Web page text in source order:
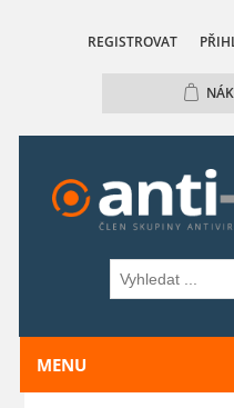
REGISTROVAT
MENU